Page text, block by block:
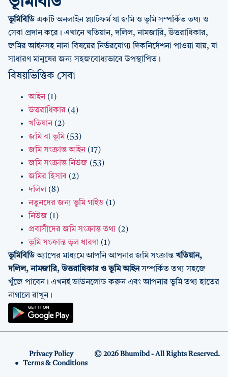
ভূমিবিডিএকটি অনলাইন প্ল্যাটফর্ম যা জমি ও ভূমি সম্পর্কিত তথ্য ও
সেবা প্রদান করে। এখানে খতিয়ান, দলিল, নামজারি, উত্তরাধিকার,
জমির আইনসহ নানা বিষয়ের নির্ভরযোগ্য দিকনির্দেশনা পাওয়া যায়, যা
সাধারণ মানুষের জন্য সহজবোধ্যভাবে উপস্থাপিত।
বিষয়ভিত্তিক সেবা
আইন (1)
উত্তরাধিকার (4)
খতিয়ান (2)
জমি বা ভূমি(53)
জমি সংক্রান্ত আইন (17)
জমি সংক্রান্ত নিউজ (53)
জমির হিসাব (2)
দলিল (8)
নতুনদের জন্য ভূমি গাইড (1)
নিউজ (1)
প্রবাসীদের জমি সংক্রান্ত তথ্য (2)
ভূমি সংক্রান্ত ভুল ধারণা (1)
ভূমিবিডিঅ্যাপের মাধ্যমে আপনি আপনার জমি সংক্রান্ত খতিয়ান,
দলিল, নামজারি, উত্তরাধিকার ও ভূমি আইনসম্পর্কিত তথ্য সহজে
খুঁজে পাবেন। এখনই ডাউনলোড করুন এবং আপনার ভূমি তথ্য হাতের
নাগালে রাখুন।
© 2026 Bhumibd - All Rights Reserved.
Privacy Policy
Terms & Conditions